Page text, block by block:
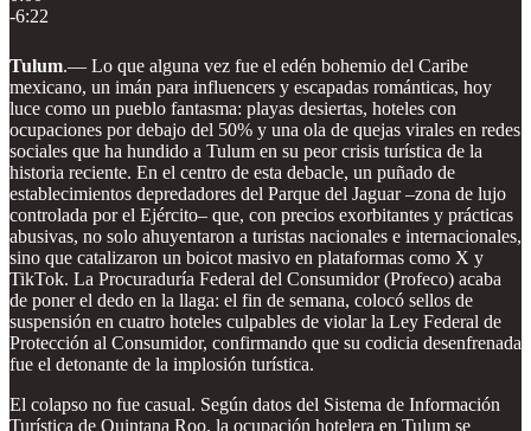
-6:22
Tulum.— Lo que alguna vez fue el edén bohemio del Caribe
mexicano, un imán para influencers y escapadas románticas, hoy
luce como un pueblo fantasma: playas desiertas, hoteles con
ocupaciones por debajo del 50% y una ola de quejas virales en redes
sociales que ha hundido a Tulum en su peor crisis turística de la
historia reciente. En el centro de esta debacle, un puñado de
establecimientos depredadores del Parque del Jaguar –zona de lujo
controlada por el Ejército– que, con precios exorbitantes y prácticas
abusivas, no solo ahuyentaron a turistas nacionales e internacionales,
sino que catalizaron un boicot masivo en plataformas como X y
TikTok. La Procuraduría Federal del Consumidor (Profeco) acaba
de poner el dedo en la llaga: el fin de semana, colocó sellos de
suspensión en cuatro hoteles culpables de violar la Ley Federal de
Protección al Consumidor, confirmando que su codicia desenfrenada
fue el detonante de la implosión turística.
El colapso no fue casual. Según datos del Sistema de Información
Turística de Quintana Roo, la ocupación hotelera en Tulum se